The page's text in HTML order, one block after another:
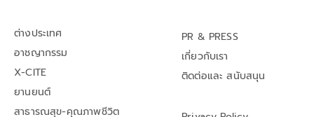
ต่างประเทศ
อาชญากรรม
X-CITE
ยานยนต์
สาธารณสุข-คุณภาพชีวิต
PR & PRESS
เกี่ยวกับเรา
ติดต่อและ สนับสนุน